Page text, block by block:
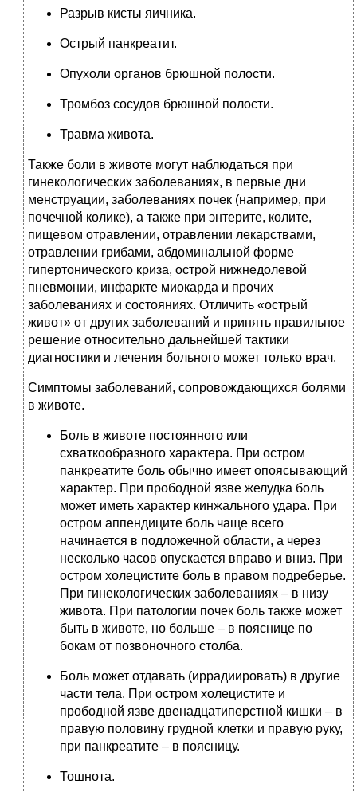
Разрыв кисты яичника.
Острый панкреатит.
Опухоли органов брюшной полости.
Тромбоз сосудов брюшной полости.
Травма живота.
Также боли в животе могут наблюдаться при
гинекологических заболеваниях, в первые дни
менструации, заболеваниях почек (например, при
почечной колике), а также при энтерите, колите,
пищевом отравлении, отравлении лекарствами,
отравлении грибами, абдоминальной форме
гипертонического криза, острой нижнедолевой
пневмонии, инфаркте миокарда и прочих
заболеваниях и состояниях. Отличить «острый
живот» от других заболеваний и принять правильное
решение относительно дальнейшей тактики
диагностики и лечения больного может только врач.
Симптомы заболеваний, сопровождающихся болями
в животе.
Боль в животе постоянного или
схваткообразного характера. При остром
панкреатите боль обычно имеет опоясывающий
характер. При прободной язве желудка боль
может иметь характер кинжального удара. При
остром аппендиците боль чаще всего
начинается в подложечной области, а через
несколько часов опускается вправо и вниз. При
остром холецистите боль в правом подреберье.
При гинекологических заболеваниях – в низу
живота. При патологии почек боль также может
быть в животе, но больше – в пояснице по
бокам от позвоночного столба.
Боль может отдавать (иррадиировать) в другие
части тела. При остром холецистите и
прободной язве двенадцатиперстной кишки – в
правую половину грудной клетки и правую руку,
при панкреатите – в поясницу.
Тошнота.